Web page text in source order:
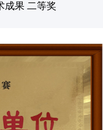
成果 二等奖